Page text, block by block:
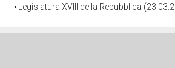
Legislatura XVIII della Repubblica